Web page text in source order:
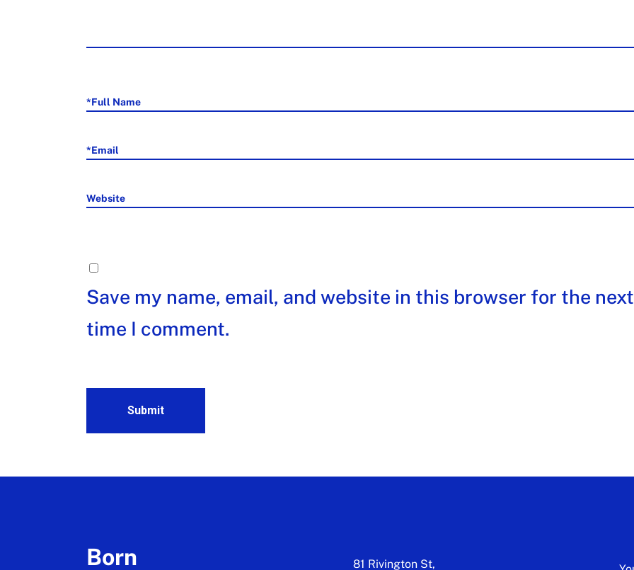
Save my name, email, and website in this browser for the next
time I comment.
Born 81 Rivington St,